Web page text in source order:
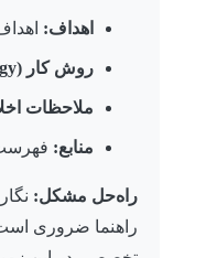
اهداف:
روش کار (Methodology):
ملاحظات
منابع:
راه‌حل مشکل:
راهنما ضروری